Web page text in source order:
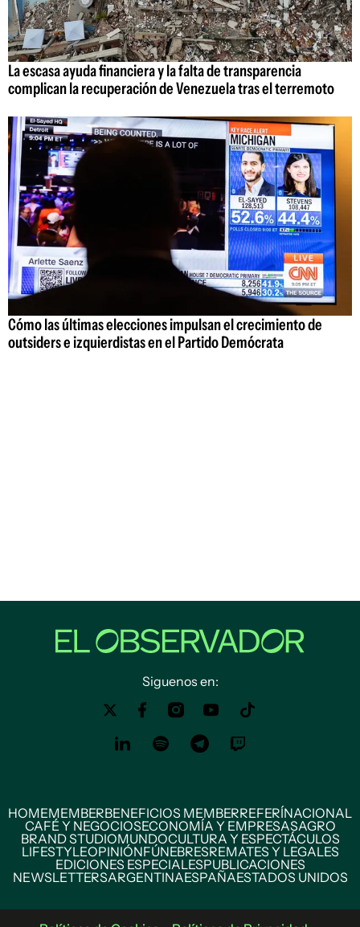
La escasa ayuda financiera y la falta de transparencia
complican la recuperación de Venezuela tras el terremoto
Cómo las últimas elecciones impulsan el crecimiento de
outsiders e izquierdistas en el Partido Demócrata
Siguenos en:
HOMEMEMBERBENEFICIOS MEMBERREFERÍNACIONAL
CAFÉ Y NEGOCIOSECONOMÍA Y EMPRESASAGRO
BRAND STUDIOMUNDOCULTURA Y ESPECTÁCULOS
LIFESTYLEOPINIÓNFÚNEBRESREMATES Y LEGALES
EDICIONES ESPECIALESPUBLICACIONES
NEWSLETTERSARGENTINAESPAÑAESTADOS UNIDOS